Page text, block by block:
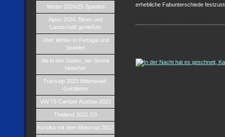
Winter 2024/25 Spanien
Alpen 2024, Biken und
Landschaft genießen
Über Winter in Portugal und
Spanien
Ab in den Süden, der Sonne
hinterher
Transalp 2023 Mittenwald-
Gardasee
VW T6 Camper Ausbau 2023
Thailand 2022 /23
Korsika mit dem Motorrad 2022
erhebliche Fabunterschiede